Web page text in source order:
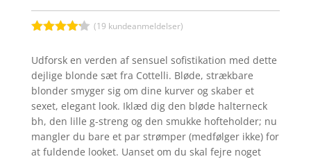
ud af 5
baseret
på
kundebedø
mmelser
(19 kundeanmeldelser)
Udforsk en verden af sensuel sofistikation med dette
dejlige blonde sæt fra Cottelli. Bløde, strækbare
blonder smyger sig om dine kurver og skaber et
sexet, elegant look. Iklæd dig den bløde halterneck
bh, den lille g-streng og den smukke hofteholder; nu
mangler du bare et par strømper (medfølger ikke) for
at fuldende looket. Uanset om du skal fejre noget